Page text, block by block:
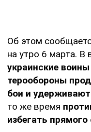
Об этом
на утро 6 марта. В
украинские
терообороны
бои и
то же время
избегать прямого